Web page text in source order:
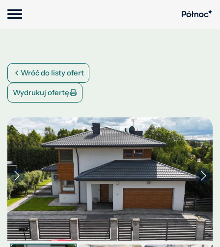
Wróć do listy ofert
Wydrukuj ofertę